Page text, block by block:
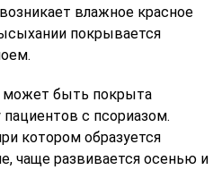
влажное красное
покрывается
может быть покрыта
с псориазом.
котором образуется
чаще развивается осенью и